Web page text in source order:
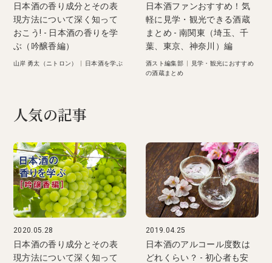
日本酒の香り成分とその表
現方法について深く知って
おこう! - 日本酒の香りを学
ぶ（吟醸香編）
山岸 勇太（ニトロン） 日本酒を学ぶ
日本酒ファンおすすめ！気
軽に見学・観光できる酒蔵
まとめ - 南関東（埼玉、千
葉、東京、神奈川）編
酒スト編集部
見学・観光におすすめ
の酒蔵まとめ
人気の記事
2020.05.28
日本酒の香り成分とその表
現方法について深く知って
2019.04.25
日本酒のアルコール度数は
どれくらい？ - 初心者も安